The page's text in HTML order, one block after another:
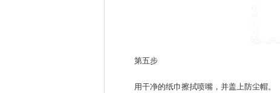
第五步
用干净的纸巾擦拭喷嘴，并盖上防尘帽。